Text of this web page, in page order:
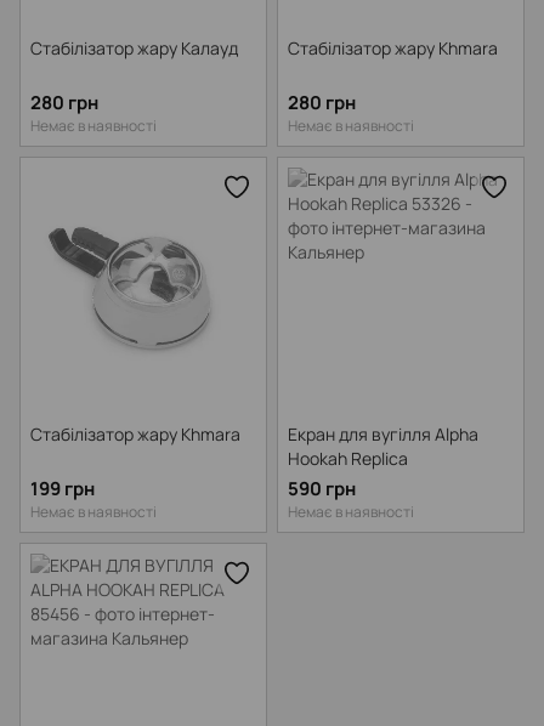
Стабілізатор жару Калауд
280 грн
Немає в наявності
Стабілізатор жару Khmara
280 грн
Немає в наявності
Стабілізатор жару Khmara
199 грн
Немає в наявності
Екран для вугілля Alpha
Hookah Replica
590 грн
Немає в наявності